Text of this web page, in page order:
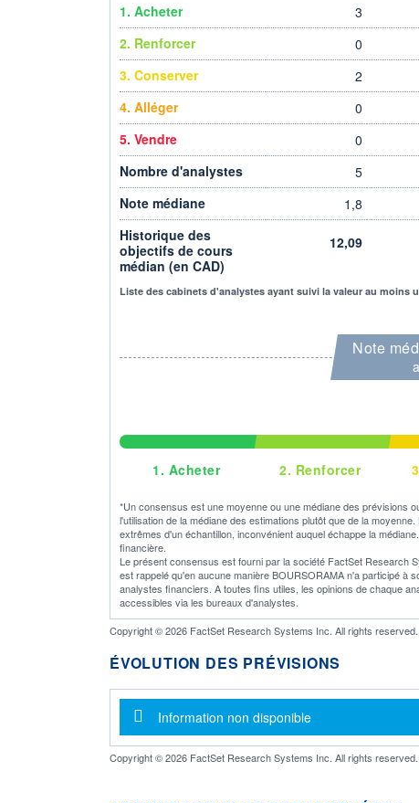
1. Acheter 3
2. Renforcer
0
3. Conserver
2
4. Alléger
0
5. Vendre
0
Nombre d'analystes
5
Note médiane
1,8
Historique des
objectifs de cours
médian (en CAD)
12,09
Liste des cabinets d'analystes ayant suivi la valeur au moins
Note
1. Acheter 2. Renforcer
*Un consensus est une moyenne ou une médiane des prévisions
l'utilisation de la médiane des estimations plutôt que de la
extrêmes d'un échantillon, inconvénient auquel échappe la
financière.
Le présent consensus est fourni par la société FactSet Research
est rappelé qu'en aucune manière BOURSORAMA n'a participé à
analystes financiers. A toutes fins utiles, les opinions de chaque
accessibles via les bureaux d'analystes.
Copyright © 2026 FactSet Research Systems Inc. All rights reserved.
ÉVOLUTION DES PRÉVISIONS
Message d'information
Information non disponible
Copyright © 2026 FactSet Research Systems Inc. All rights reserved.